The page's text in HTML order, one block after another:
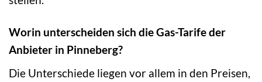
Worin unterscheiden sich die Gas-Tarife der
Anbieter in Pinneberg?
Die Unterschiede liegen vor allem in den Preisen,